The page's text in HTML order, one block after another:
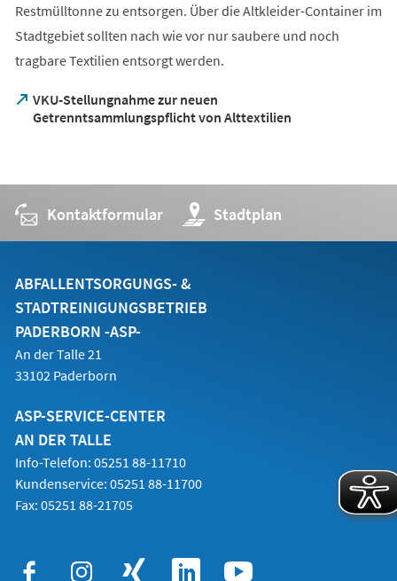
Restmülltonne zu entsorgen. Über die Altkleider-Container im
Stadtgebiet sollten nach wie vor nur saubere und noch
tragbare Textilien entsorgt werden.
VKU-Stellungnahme zur neuen
Getrenntsammlungspflicht von Alttextilien
(Öffnet
Tab)
Kontaktformular Stadtplan
(Öffnet
in
einem
Tab)
ABFALLENTSORGUNGS- &
STADTREINIGUNGSBETRIEB
PADERBORN -ASP-
An der Talle 21
33102 Paderborn
ASP-SERVICE-CENTER
AN DER TALLE
Info-Telefon: 05251 88-11710
Kundenservice: 05251 88-11700
Fax: 05251 88-21705